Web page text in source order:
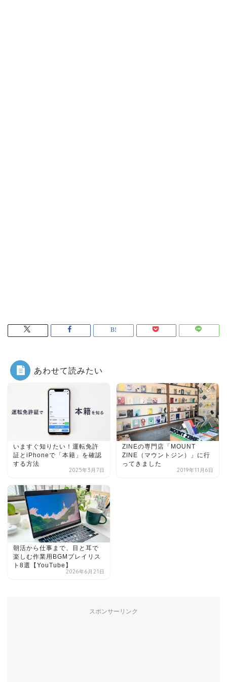
あわせて読みたい
いますぐ知りたい！運転免許
証とiPhoneで「本籍」を確認
する方法
2025年3月7日
ZINEの専門店「MOUNT
ZINE（マウントジン）」に行
ってきました
2019年11月6日
朝活から仕事まで、目と耳で
楽しむ作業用BGMプレイリス
ト8選【YouTube】
2026年6月21日
スポンサーリンク